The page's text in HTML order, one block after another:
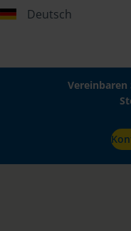
Deutsch